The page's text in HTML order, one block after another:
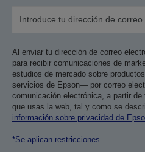
Al enviar tu dirección de correo
para recibir comunicaciones de
estudios de mercado sobre
servicios de Epson— por correo
comunicación electrónica, a partir
que usas la web, tal y como se
información sobre privacidad de
*Se aplican restricciones